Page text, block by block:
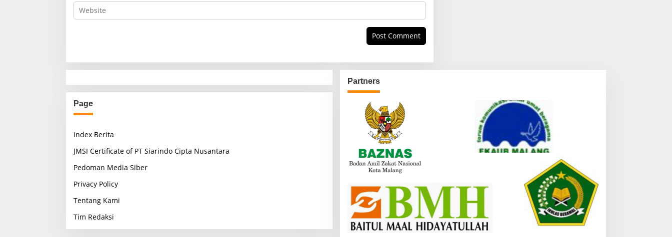
Page
Index Berita
JMSI Certificate of PT Siarindo Cipta Nusantara
Pedoman Media Siber
Privacy Policy
Tentang Kami
Tim Redaksi
Partners